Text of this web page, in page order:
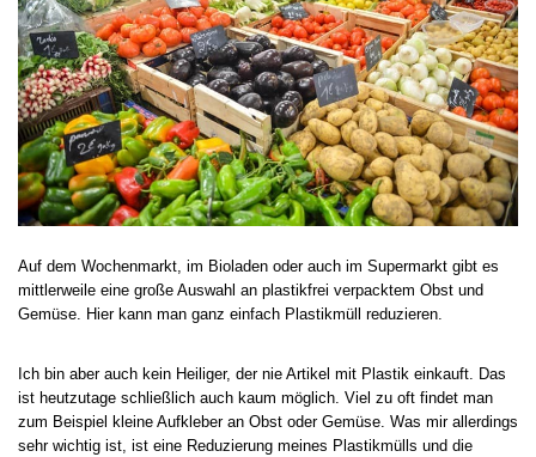
Auf dem Wochenmarkt, im Bioladen oder auch im Supermarkt gibt es
mittlerweile eine große Auswahl an plastikfrei verpacktem Obst und
Gemüse. Hier kann man ganz einfach Plastikmüll reduzieren.
Ich bin aber auch kein Heiliger, der nie Artikel mit Plastik einkauft. Das
ist heutzutage schließlich auch kaum möglich. Viel zu oft findet man
zum Beispiel kleine Aufkleber an Obst oder Gemüse. Was mir allerdings
sehr wichtig ist, ist eine Reduzierung meines Plastikmülls und die